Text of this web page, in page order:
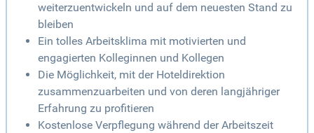
weiterzuentwickeln und auf dem neuesten Stand zu
bleiben
Ein tolles Arbeitsklima mit motivierten und
engagierten Kolleginnen und Kollegen
Die Möglichkeit, mit der Hoteldirektion
zusammenzuarbeiten und von deren langjähriger
Erfahrung zu profitieren
Kostenlose Verpflegung während der Arbeitszeit